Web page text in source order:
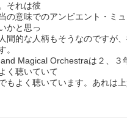
それは彼
の意味でのアンビエント・ミ
かと思っ
間的な人柄もそうなのですが
。
Magical Orchestraは２、３
く聴いていて
もよく聴いています。あれは